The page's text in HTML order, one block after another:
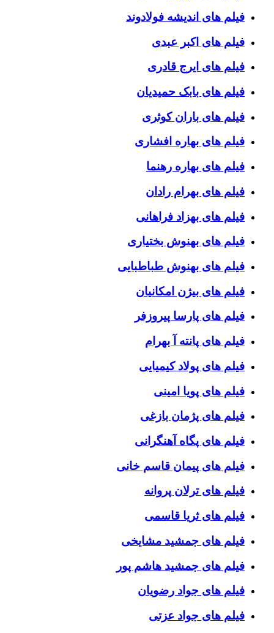
فیلم های اندیشه فولادوند
فیلم های اکبر عبدی
فیلم های ایرج قادری
فیلم های بابک حمیدیان
فیلم های باران کوثری
فیلم های بهاره افشاری
فیلم های بهاره رهنما
فیلم های بهرام رادان
فیلم های بهزاد فراهانی
فیلم های بهنوش بختیاری
فیلم های بهنوش طباطبایی
فیلم های بیژن امکانیان
فیلم های پارسا پیروزفر
فیلم های پانته آ بهرام
فیلم های پولاد کیمیایی
فیلم های پویا امینی
فیلم های پژمان بازغی
فیلم های پگاه آهنگرانی
فیلم های پیمان قاسم خانی
فیلم های ترلان پروانه
فیلم های ثریا قاسمی
فیلم های جمشید مشایخی
فیلم های جمشید هاشم پور
فیلم های جواد رضویان
فیلم های جواد عزتی